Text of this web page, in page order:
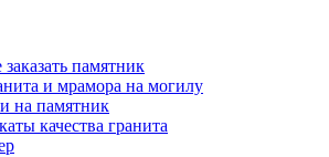
памятник
и мрамора на могилу
на памятник
качества гранита